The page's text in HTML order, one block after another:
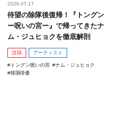
2026.07.17
待望の除隊後復帰！『トングン
ー呪いの宮ー』で帰ってきたナ
ム・ジュヒョクを徹底解剖
注目 アーティスト
トングン呪いの宮
ナム・ジュヒョク
韓国俳優